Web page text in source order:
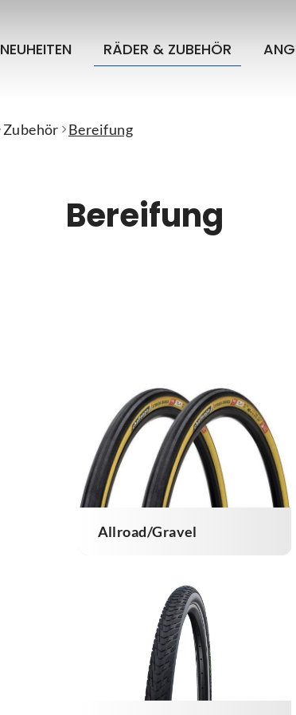
NEUHEITEN RÄDER & ZUBEHÖR
Zubehör Bereifung
Bereifung
Allroad/Gravel